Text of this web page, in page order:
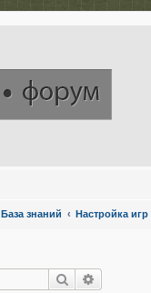
База знаний Настройка
Поиск